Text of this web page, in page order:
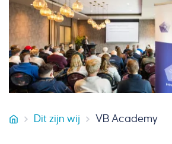
Van Miltenburg Bouw & Onderhoud
Dit zijn wij VB Academy